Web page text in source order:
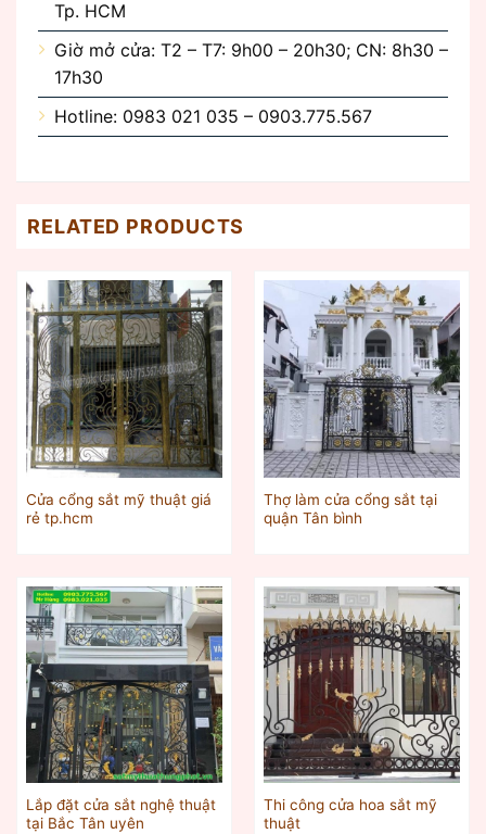
Tp. HCM
Giờ mở cửa: T2 – T7: 9h00 – 20h30; CN: 8h30 –
17h30
Hotline: 0983 021 035 – 0903.775.567
RELATED PRODUCTS
Cửa cổng sắt mỹ thuật giá
rẻ tp.hcm
Thợ làm cửa cổng sắt tại
quận Tân bình
Lắp đặt cửa sắt nghệ thuật
tại Bắc Tân uyên
Thi công cửa hoa sắt mỹ
thuật